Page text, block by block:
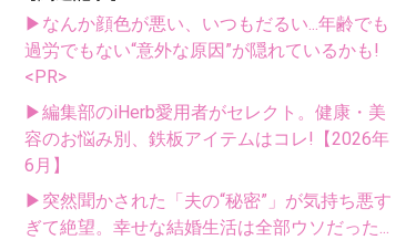
▶なんか顔色が悪い、いつもだるい...年齢でも
過労でもない“意外な原因”が隠れているかも!
<PR>
▶編集部のiHerb愛用者がセレクト。健康・美
容のお悩み別、鉄板アイテムはコレ!【2026年
6月】
▶突然聞かされた「夫の“秘密”」が気持ち悪す
ぎて絶望。幸せな結婚生活は全部ウソだった...